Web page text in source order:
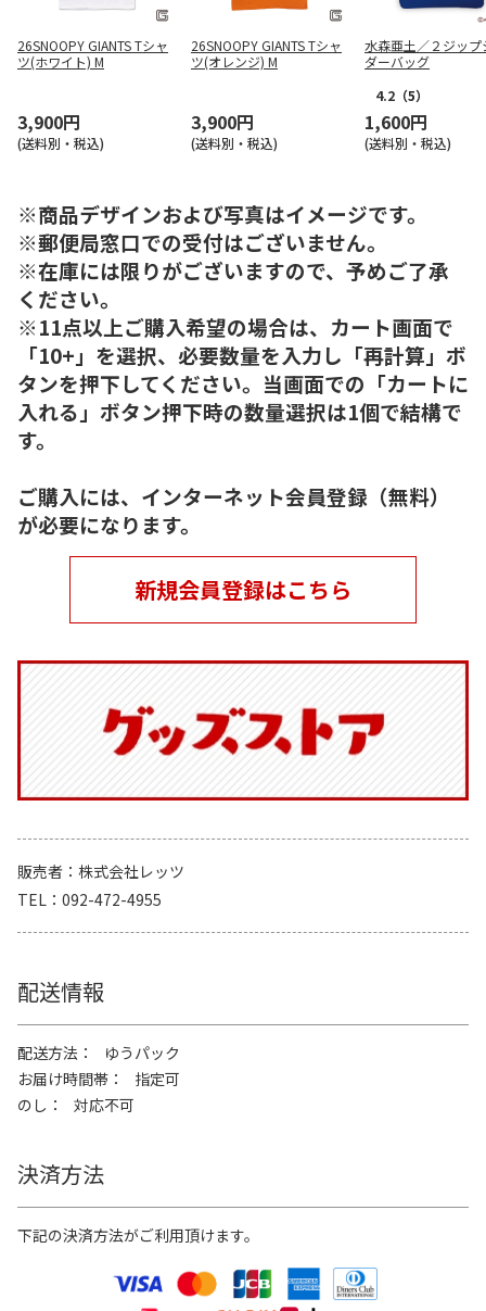
26SNOOPY GIANTS Tシャ
ツ(ホワイト) M
3,900円
(送料別・税込)
26SNOOPY GIANTS Tシャ
ツ(オレンジ) M
3,900円
(送料別・税込)
水森亜土／２ジップ
ダーバッグ
4.2 （5）
1,600円
(送料別・税込)
※商品デザインおよび写真はイメージです。
※郵便局窓口での受付はございません。
※在庫には限りがございますので、予めご了承
ください。
※11点以上ご購入希望の場合は、カート画面で
「10+」を選択、必要数量を入力し「再計算」ボ
タンを押下してください。当画面での「カートに
入れる」ボタン押下時の数量選択は1個で結構で
す。
ご購入には、インターネット会員登録（無料）
が必要になります。
新規会員登録はこちら
販売者
株式会社レッツ
TEL
092-472-4955
配送情報
配送方法
ゆうパック
お届け時間帯
指定可
のし
対応不可
決済方法
下記の決済方法がご利用頂けます。